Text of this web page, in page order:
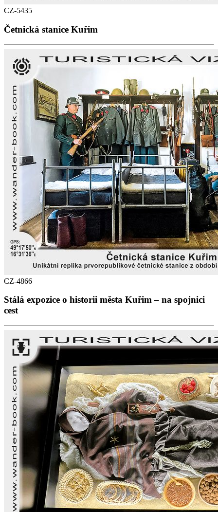
CZ-5435
Četnická stanice Kuřim
CZ-4866
Stálá expozice o historii města Kuřim – na spojnici
cest